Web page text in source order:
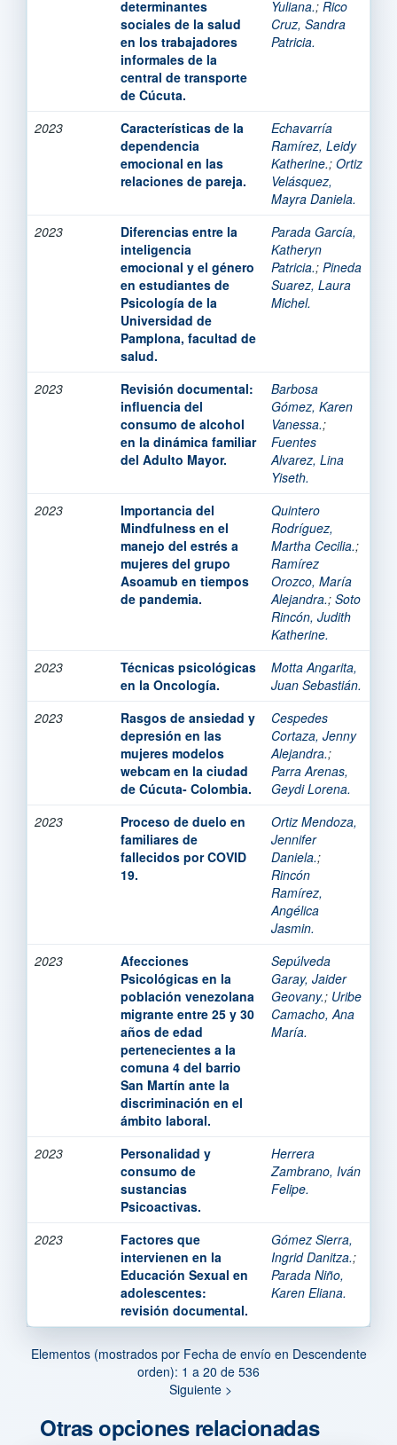
determinantes
sociales de la salud
en los trabajadores
informales de la
central de transporte
de Cúcuta.
Yuliana.; Rico
Cruz, Sandra
Patricia.
2023
Características de la
dependencia
emocional en las
relaciones de pareja.
Echavarría
Ramírez, Leidy
Katherine.; Ortiz
Velásquez,
Mayra Daniela.
2023
Diferencias entre la
inteligencia
emocional y el género
en estudiantes de
Psicología de la
Universidad de
Pamplona, facultad de
salud.
Parada García,
Katheryn
Patricia.; Pineda
Suarez, Laura
Michel.
2023
Revisión documental:
influencia del
consumo de alcohol
en la dinámica familiar
del Adulto Mayor.
Barbosa
Gómez, Karen
Vanessa.;
Fuentes
Alvarez, Lina
Yiseth.
2023
Importancia del
Mindfulness en el
manejo del estrés a
mujeres del grupo
Asoamub en tiempos
de pandemia.
Quintero
Rodríguez,
Martha Cecilia.;
Ramírez
Orozco, María
Alejandra.; Soto
Rincón, Judith
Katherine.
2023
Técnicas psicológicas
en la Oncología.
Motta Angarita,
Juan Sebastián.
2023
Rasgos de ansiedad y
depresión en las
mujeres modelos
webcam en la ciudad
de Cúcuta- Colombia.
Cespedes
Cortaza, Jenny
Alejandra.;
Parra Arenas,
Geydi Lorena.
2023
Proceso de duelo en
familiares de
fallecidos por COVID
19.
Ortiz Mendoza,
Jennifer
Daniela.;
Rincón
Ramírez,
Angélica
Jasmin.
2023
Afecciones
Psicológicas en la
población venezolana
migrante entre 25 y 30
años de edad
pertenecientes a la
comuna 4 del barrio
San Martín ante la
discriminación en el
ámbito laboral.
Sepúlveda
Garay, Jaider
Geovany.; Uribe
Camacho, Ana
María.
2023
Personalidad y
consumo de
sustancias
Psicoactivas.
Herrera
Zambrano, Iván
Felipe.
2023
Factores que
intervienen en la
Educación Sexual en
adolescentes:
revisión documental.
Gómez Sierra,
Ingrid Danitza.;
Parada Niño,
Karen Eliana.
Elementos (mostrados por Fecha de envío en Descendente
orden): 1 a 20 de 536
Siguiente >
Otras opciones relacionadas